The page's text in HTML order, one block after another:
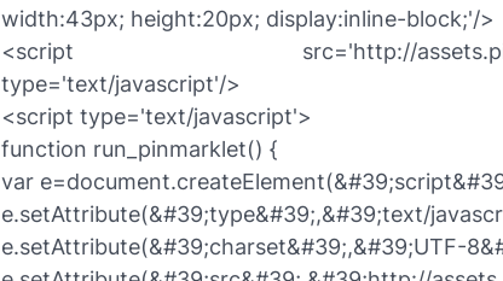
width:43px; height:20px; display:inline-block;'/>
<script src='http://
type='text/javascript'/>
<script type='text/javascript'>
function run_pinmarklet() {
var
e.setAttribute(&#39;type&#39;,&#39;text/
e.setAttribute(&#39;charset&#39;,&#39;UTF-